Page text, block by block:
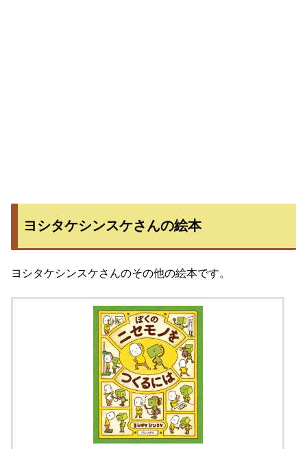
ヨシタケシンスケさんの絵本
ヨシタケシンスケさんのその他の絵本です。